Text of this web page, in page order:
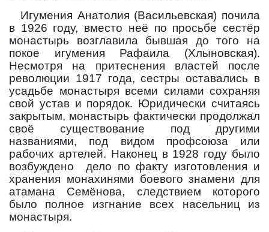
Игумения Анатолия (Васильевская) почила
в 1926 году, вместо неё по просьбе сестёр
монастырь возглавила бывшая до того на
покое игумения Рафаила (Хлыновская).
Несмотря на притеснения властей после
революции 1917 года, сестры оставались в
усадьбе монастыря всеми силами сохраняя
свой устав и порядок. Юридически считаясь
закрытым, монастырь фактически продолжал
своё существование под другими
названиями, под видом профсоюза или
рабочих артелей. Наконец в 1928 году было
возбуждено
дело по факту изготовления и
хранения монахинями боевого знамени для
атамана Семёнова, следствием которого
было полное изгнание всех насельниц из
монастыря.